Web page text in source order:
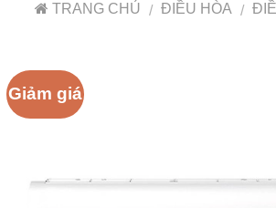
TRANG CHỦ / ĐIỀU HÒA /
Giảm giá